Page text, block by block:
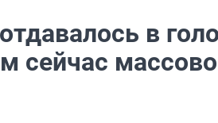
в
сейчас массово